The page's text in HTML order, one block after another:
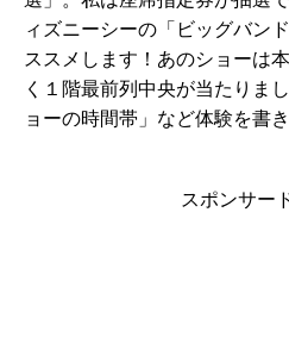
ィズニーシーの「ビッグバン
ススメします！あのショーは
く１階最前列中央が当たりま
ョーの時間帯」など体験を書き
スポンサー